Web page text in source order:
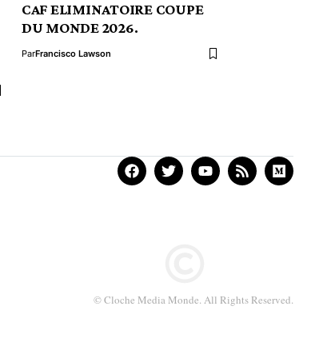
CAF ELIMINATOIRE COUPE
DU MONDE 2026.
ParFrancisco Lawson
© Cloche Media Monde. All Rights Reserved.